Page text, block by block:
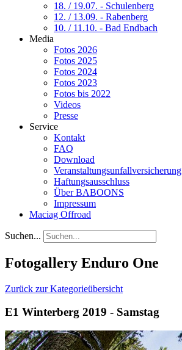
18. / 19.07. - Schulenberg
12. / 13.09. - Rabenberg
10. / 11.10. - Bad Endbach
Media
Fotos 2026
Fotos 2025
Fotos 2024
Fotos 2023
Fotos bis 2022
Videos
Presse
Service
Kontakt
FAQ
Download
Veranstaltungsunfallversicherung
Haftungsausschluss
Über BABOONS
Impressum
Maciag Offroad
Suchen...
Fotogallery Enduro One
Zurück zur Kategorieübersicht
E1 Winterberg 2019 - Samstag